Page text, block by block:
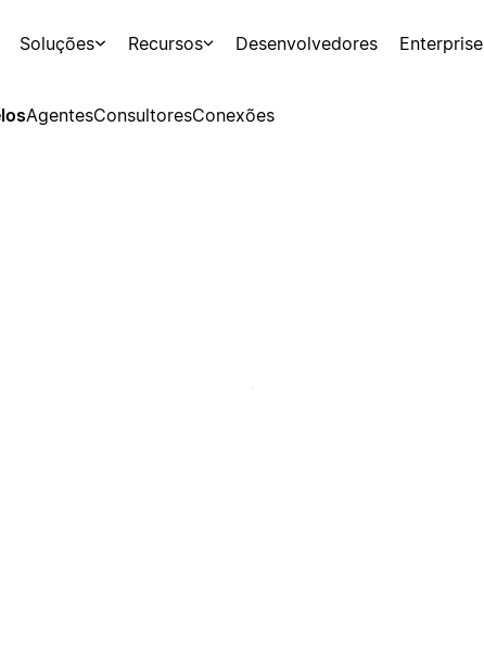
Soluções Recursos Desenvolvedores Enterprise
AgentesConsultoresConexões